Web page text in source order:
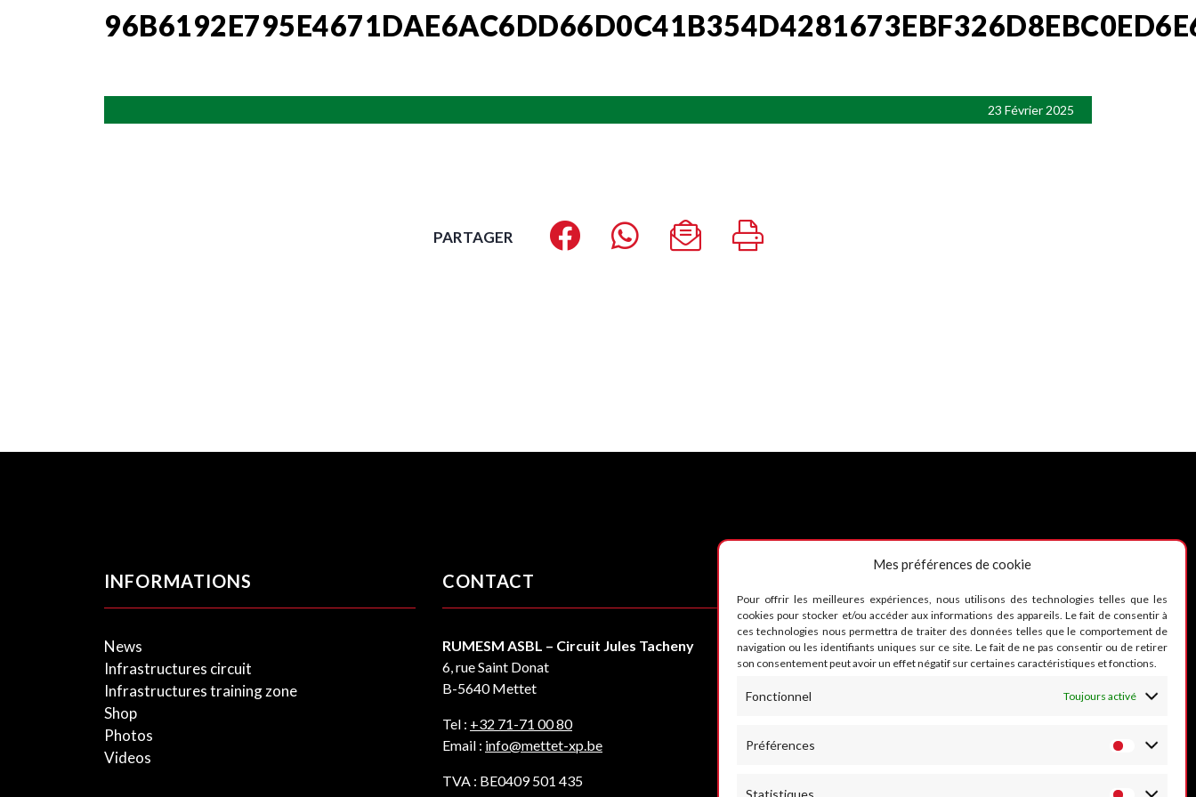
Mes préférences de cookie
Pour offrir les meilleures expériences, nous utilisons des technologies telles que les
cookies pour stocker et/ou accéder aux informations des appareils. Le fait de consentir à
ces technologies nous permettra de traiter des données telles que le comportement de
navigation ou les identifiants uniques sur ce site. Le fait de ne pas consentir ou de retirer
son consentement peut avoir un effet négatif sur certaines caractéristiques et fonctions.
Fonctionnel Toujours activé
Préférences
Statistiques
23 Février 2025
PARTAGER
INFORMATIONS
News
Infrastructures circuit
Infrastructures training zone
Shop
Photos
Videos
CONTACT
RUMESM ASBL – Circuit Jules Tacheny
6, rue Saint Donat
B-5640 Mettet
Tel : +32 71-71 00 80
Email : info@mettet-xp.be
TVA : BE0409 501 435